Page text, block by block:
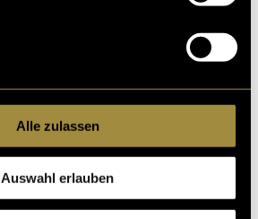
Alle zulassen
Auswahl erlauben